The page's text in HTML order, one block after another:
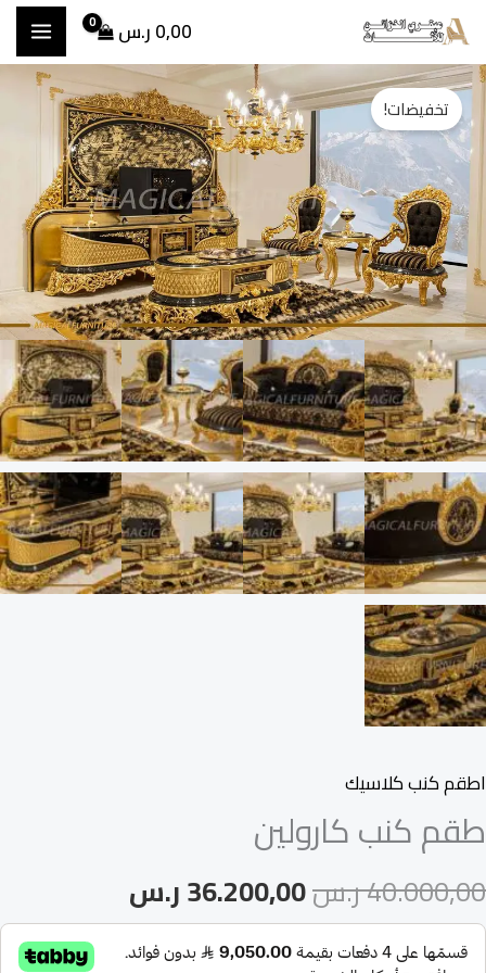
تخطي
إلى
المحتوى
0,00ر.س
تخفيضات!
اطقم كنب كلاسيك
طقم كنب كارولين
40.000,00ر.س
السعر
الأصلي
هو:
40.000,00 ر.س.
36.200,00ر.س
السعر
الحالي
هو:
36.200,00 ر.س.
كمية
طقم
كنب
كارولين